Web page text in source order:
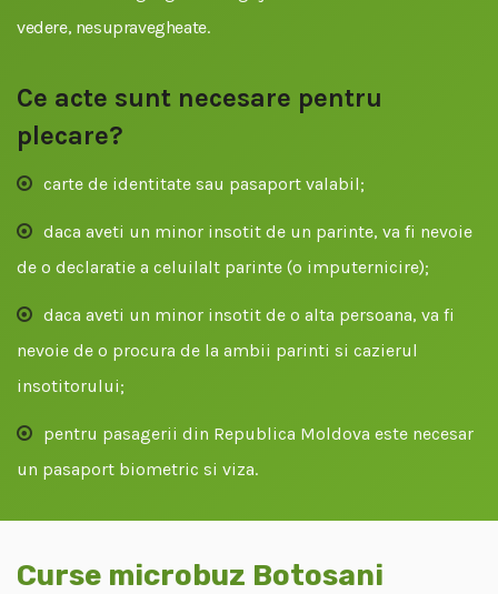
vedere, nesupravegheate.
Ce acte sunt necesare pentru
plecare?
carte de identitate sau pasaport valabil;
daca aveti un minor insotit de un parinte, va fi nevoie
de o declaratie a celuilalt parinte (o imputernicire);
daca aveti un minor insotit de o alta persoana, va fi
nevoie de o procura de la ambii parinti si cazierul
insotitorului;
pentru pasagerii din Republica Moldova este necesar
un pasaport biometric si viza.
Curse microbuz Botosani